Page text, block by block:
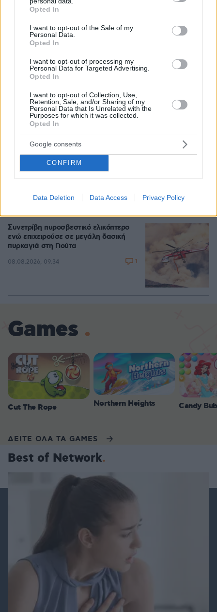
grant or deny consent to Google and its third-party tags to
use your data for below specified purposes in below Google
consent section.
Opted In
I want to opt-out of the Sale of my
Personal Data.
Opted In
I want to opt-out of processing my
Personal Data for Targeted Advertising.
Opted In
I want to opt-out of Collection, Use,
Retention, Sale, and/or Sharing of my
Personal Data that Is Unrelated with the
Purposes for which it was collected.
Opted In
Google consents
CONFIRM
Data Deletion Data Access Privacy Policy
βρίσκομαι εκεί, αλλά στην πατρίδα
08.08.2026, 15:02
«Δεν είναι η Τζορτζίνα»: Απίστευτο
σκηνικό στη Μαδέιρα, χιλιάδες έξω
από εκκλησία περίμεναν τον γάμο του
αντίδραση του Πορτογάλου σταρ
08.08.2026, 21:05 7
Από τη Μόρια στον γάμο, τη ΜΚΟ και
την κατηγορία για φόνο: Η σκοτεινή
διαδρομή του 26χρονου Αφγανού που
σκότωσε τη Βρετανίδα στην Κυψέλη
Συνετρίβη πυροσβεστικό ελικόπτερο
ενώ επιχειρούσε σε μεγάλη δασική
πυρκαγιά στη Γιούτα
08.08.2026, 09:34 1
Games
Cut The Rope Northern Heights Candy
ΔΕΙΤΕ ΟΛΑ ΤΑ GAMES
Best of Network